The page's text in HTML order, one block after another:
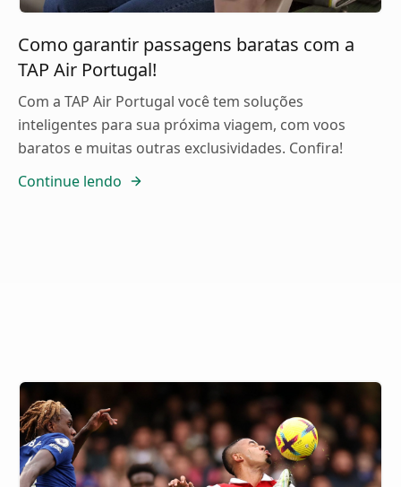
Como garantir passagens baratas com a
TAP Air Portugal!
Com a TAP Air Portugal você tem soluções
inteligentes para sua próxima viagem, com voos
baratos e muitas outras exclusividades. Confira!
Continue lendo